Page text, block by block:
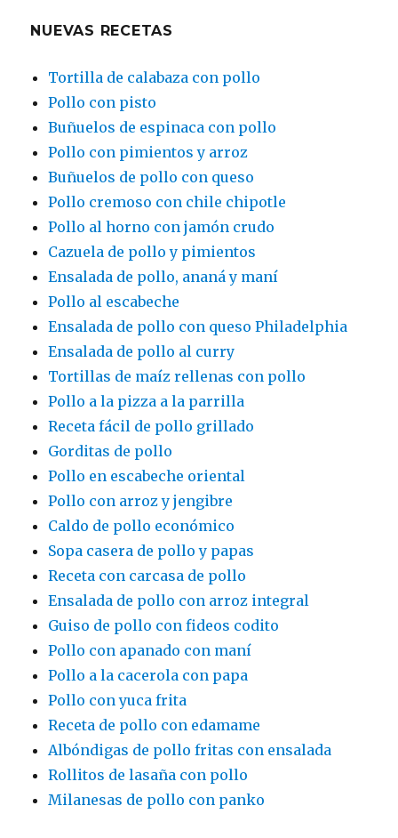
NUEVAS RECETAS
Tortilla de calabaza con pollo
Pollo con pisto
Buñuelos de espinaca con pollo
Pollo con pimientos y arroz
Buñuelos de pollo con queso
Pollo cremoso con chile chipotle
Pollo al horno con jamón crudo
Cazuela de pollo y pimientos
Ensalada de pollo, ananá y maní
Pollo al escabeche
Ensalada de pollo con queso Philadelphia
Ensalada de pollo al curry
Tortillas de maíz rellenas con pollo
Pollo a la pizza a la parrilla
Receta fácil de pollo grillado
Gorditas de pollo
Pollo en escabeche oriental
Pollo con arroz y jengibre
Caldo de pollo económico
Sopa casera de pollo y papas
Receta con carcasa de pollo
Ensalada de pollo con arroz integral
Guiso de pollo con fideos codito
Pollo con apanado con maní
Pollo a la cacerola con papa
Pollo con yuca frita
Receta de pollo con edamame
Albóndigas de pollo fritas con ensalada
Rollitos de lasaña con pollo
Milanesas de pollo con panko